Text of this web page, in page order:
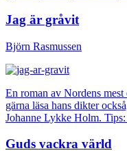
Jag är gråvit
Björn Rasmussen
En roman av Nordens
gärna läsa hans dikter
Johanne Lykke Holm.
Guds vackra värld